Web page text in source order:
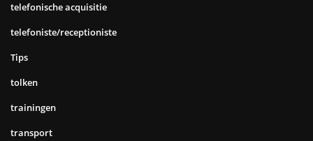
telefonische acquisitie
telefoniste/receptioniste
Tips
tolken
trainingen
transport